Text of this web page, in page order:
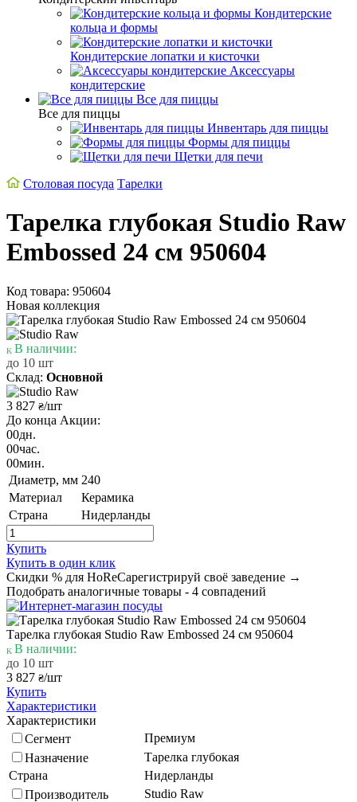
Кондитерские
кольца и формы
Кондитерские лопатки и кисточки
Аксессуары
кондитерские
Все для пиццы
Все для пиццы
Инвентарь для пиццы
Формы для пиццы
Щетки для печи
Столовая посуда Тарелки
Тарелка глубокая Studio Raw
Embossed 24 см 950604
Код товара: 950604
Новая коллекция
В наличии:
до 10 шт
Склад: Основной
3 827 ₴/шт
До конца Акции:
00дн.
00час.
00мин.
Диаметр, мм 240
Материал
Керамика
Страна
Нидерланды
Купить
Купить в один клик
Скидки % для HoReCaрегистрируй своё заведение →
Подобрать аналогичные товары - 4 совпадений
Тарелка глубокая Studio Raw Embossed 24 см 950604
В наличии:
до 10 шт
3 827 ₴/шт
Купить
Характеристики
Характеристики
Сегмент
Премиум
Назначение
Тарелка глубокая
Страна
Нидерланды
Производитель
Studio Raw